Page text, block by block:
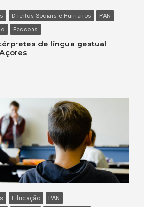
Direitos Sociais e Humanos
PAN
Pessoas
de língua gestual
Educação
PAN